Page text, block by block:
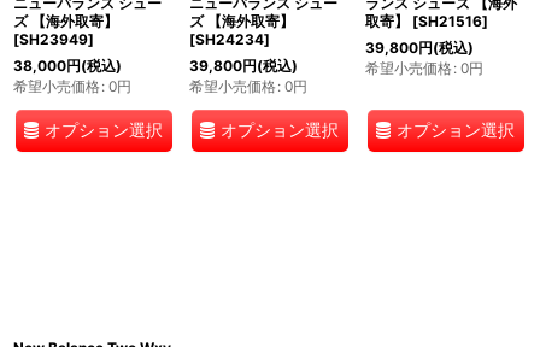
ズ 【海外取寄】
[SH23949]
38,000円(税込)
希望小売価格: 0円
オプション選択
ズ 【海外取寄】
[SH24234]
39,800円(税込)
希望小売価格: 0円
オプション選択
取寄】
[SH21516]
39,800円(税込)
希望小売価格: 0円
オプション選択